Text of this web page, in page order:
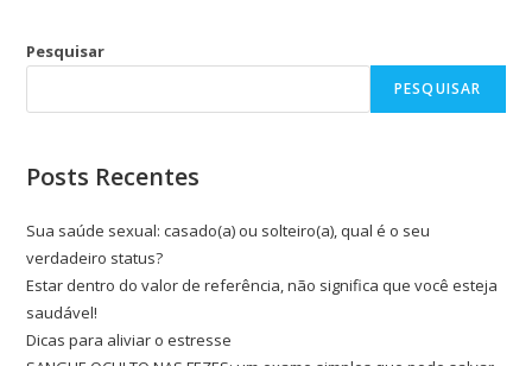
Pesquisar
PESQUISAR
Posts Recentes
Sua saúde sexual: casado(a) ou solteiro(a), qual é o seu
verdadeiro status?
Estar dentro do valor de referência, não significa que você esteja
saudável!
Dicas para aliviar o estresse